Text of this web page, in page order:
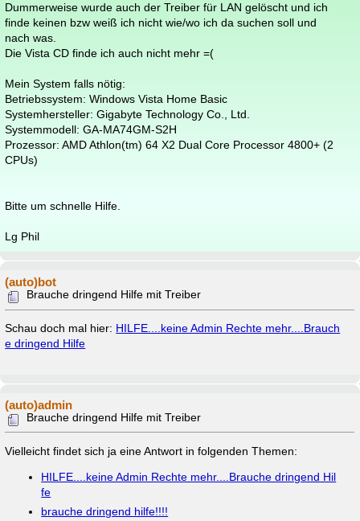
Dummerweise wurde auch der Treiber für LAN gelöscht und ich
finde keinen bzw weiß ich nicht wie/wo ich da suchen soll und
nach was.
Die Vista CD finde ich auch nicht mehr =(
Mein System falls nötig:
Betriebssystem: Windows Vista Home Basic
Systemhersteller: Gigabyte Technology Co., Ltd.
Systemmodell: GA-MA74GM-S2H
Prozessor: AMD Athlon(tm) 64 X2 Dual Core Processor 4800+ (2
CPUs)
Bitte um schnelle Hilfe.
Lg Phil
(auto)bot
Brauche dringend Hilfe mit Treiber
Schau doch mal hier: HILFE....keine Admin Rechte mehr....Brauch
e dringend Hilfe
(auto)admin
Brauche dringend Hilfe mit Treiber
Vielleicht findet sich ja eine Antwort in folgenden Themen:
HILFE....keine Admin Rechte mehr....Brauche dringend Hil
fe
brauche dringend hilfe!!!!